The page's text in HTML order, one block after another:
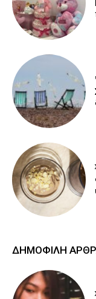
ΔΗΜΟΦΙΛΉ